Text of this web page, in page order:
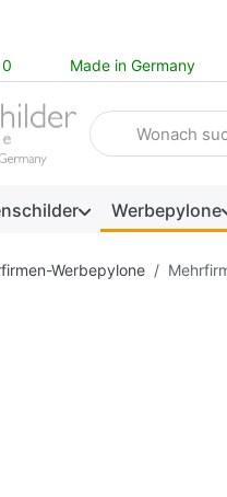
Made in Germany
Geben Sie einen
Werbepylone
Werbepylone